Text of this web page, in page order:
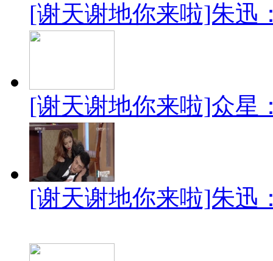
[谢天谢地你来啦]朱迅
[谢天谢地你来啦]众星
[谢天谢地你来啦]朱迅